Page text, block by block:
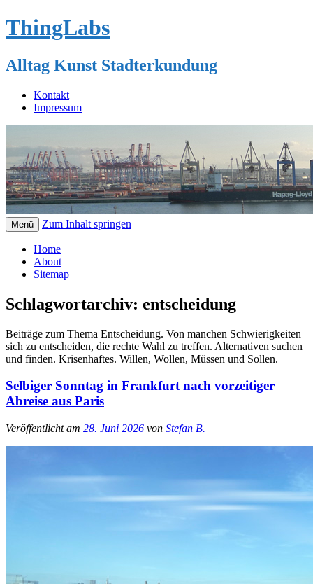
ThingLabs
Alltag Kunst Stadterkundung
Kontakt
Impressum
Menü Zum Inhalt springen
Home
About
Sitemap
Schlagwortarchiv: entscheidung
Beiträge zum Thema Entscheidung. Von manchen Schwierigkeiten
sich zu entscheiden, die rechte Wahl zu treffen. Alternativen suchen
und finden. Krisenhaftes. Willen, Wollen, Müssen und Sollen.
Selbiger Sonntag in Frankfurt nach vorzeitiger
Abreise aus Paris
Veröffentlicht am 28. Juni 2026 von Stefan B.